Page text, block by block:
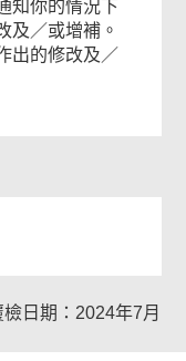
知你的情況下
及／或增補。
出的修改及／
檢日期：2024年7月